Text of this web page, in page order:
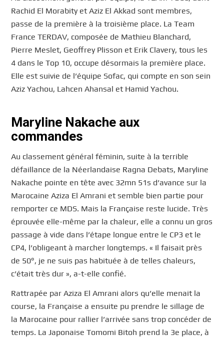
Rachid El Morabity et Aziz El Akkad sont membres,
passe de la première à la troisième place. La Team
France TERDAV, composée de Mathieu Blanchard,
Pierre Meslet, Geoffrey Plisson et Erik Clavery, tous les
4 dans le Top 10, occupe désormais la première place.
Elle est suivie de l’équipe Sofac, qui compte en son sein
Aziz Yachou, Lahcen Ahansal et Hamid Yachou.
Maryline Nakache aux
commandes
Au classement général féminin, suite à la terrible
défaillance de la Néerlandaise Ragna Debats, Maryline
Nakache pointe en tête avec 32mn 51s d’avance sur la
Marocaine Aziza El Amrani et semble bien partie pour
remporter ce MDS. Mais la Française reste lucide. Très
éprouvée elle-même par la chaleur, elle a connu un gros
passage à vide dans l’étape longue entre le CP3 et le
CP4, l’obligeant à marcher longtemps. « Il faisait près
de 50°, je ne suis pas habituée à de telles chaleurs,
c’était très dur », a-t-elle confié.
Rattrapée par Aziza El Amrani alors qu’elle menait la
course, la Française a ensuite pu prendre le sillage de
la Marocaine pour rallier l’arrivée sans trop concéder de
temps. La Japonaise Tomomi Bitoh prend la 3e place, à